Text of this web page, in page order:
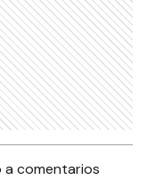
comentarios